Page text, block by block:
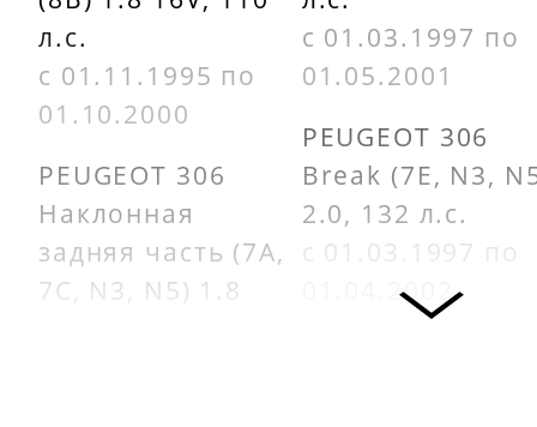
л.с.
с 01.11.1995 по
01.10.2000
PEUGEOT 306
Наклонная
задняя часть (7A,
7C, N3, N5) 1.8
с 01.03.1997 по
01.05.2001
PEUGEOT 306
Break (7E, N3,
2.0, 132 л.с.
с 01.03.1997 по
01.04.2002